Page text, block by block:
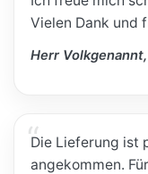
Vielen Dank und
Herr
Die Lieferung ist
angekommen.